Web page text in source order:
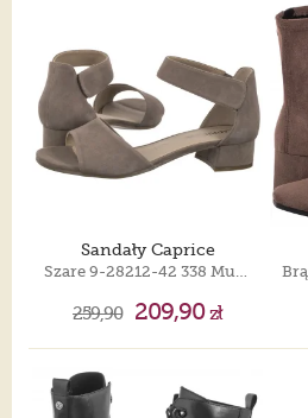
Sandały Caprice
Szare 9-28212-42 338 Mud Suede
259,90 209,90zł